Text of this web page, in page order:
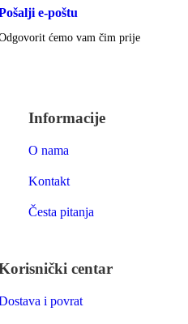
e-poštu
ćemo vam čim prije
Informacije
O nama
Kontakt
Česta pitanja
centar
i povrat